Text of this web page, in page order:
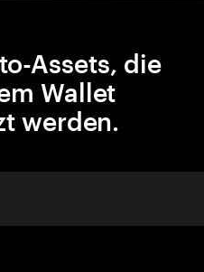
Assets, die
Wallet
werden.